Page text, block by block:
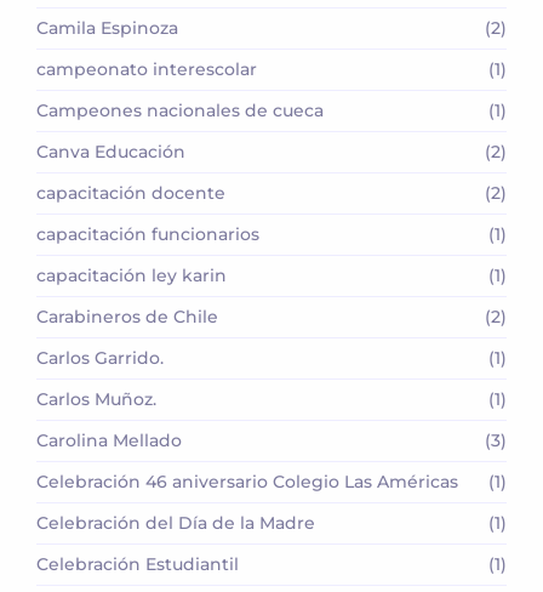
Camila Espinoza
(2)
campeonato interescolar
(1)
Campeones nacionales de cueca
(1)
Canva Educación
(2)
capacitación docente
(2)
capacitación funcionarios
(1)
capacitación ley karin
(1)
Carabineros de Chile
(2)
Carlos Garrido.
(1)
Carlos Muñoz.
(1)
Carolina Mellado
(3)
Celebración 46 aniversario Colegio Las Américas
(1)
Celebración del Día de la Madre
(1)
Celebración Estudiantil
(1)